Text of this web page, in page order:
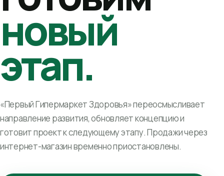
новый
этап.
«Первый Гипермаркет Здоровья» переосмысливает
направление развития, обновляет концепцию и
готовит проект к следующему этапу. Продажи через
интернет-магазин временно приостановлены.